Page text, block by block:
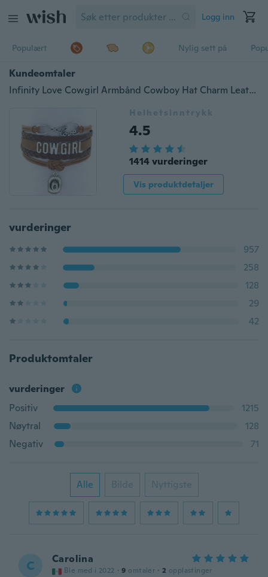
Logg inn
Populært Nylig sett på
Kundeomtaler
Infinity Love Cowgirl Armbånd Cowboy Hat Charm Leather Braid Wrap Armbånd Armbånd for kvinner smykker
Helhetsinntrykk
4.5
1414 vurderinger
Vis produktdetaljer
vurderinger
957
258
128
29
42
Produktomtaler
vurderinger
Positiv
1215
Nøytral
128
Negativ
71
Alle Bilde Nyttigste
C Carolina
Ble med i 2022 · 9 omtaler · 2 opplastinger